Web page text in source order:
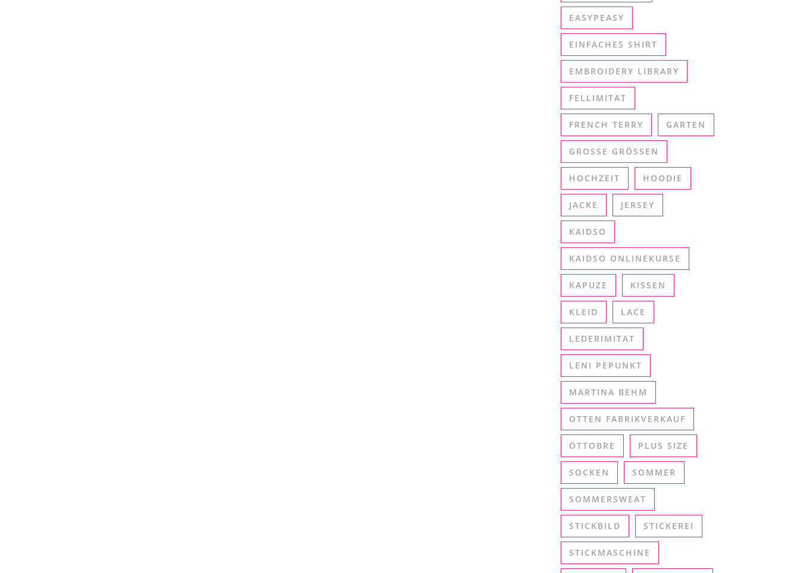
EASYPEASY
EINFACHES SHIRT
EMBROIDERY LIBRARY
FELLIMITAT
FRENCH TERRY GARTEN
GROSSE GRÖSSEN
HOCHZEIT HOODIE
JACKE JERSEY
KAIDSO
KAIDSO ONLINEKURSE
KAPUZE KISSEN
KLEID LACE
LEDERIMITAT
LENI PEPUNKT
MARTINA BEHM
OTTEN FABRIKVERKAUF
OTTOBRE PLUS SIZE
SOCKEN SOMMER
SOMMERSWEAT
STICKBILD STICKEREI
STICKMASCHINE